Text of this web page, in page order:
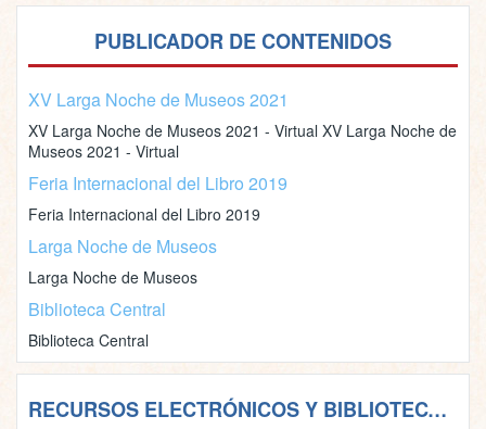
PUBLICADOR DE CONTENIDOS
XV Larga Noche de Museos 2021
XV Larga Noche de Museos 2021 - Virtual XV Larga Noche de
Museos 2021 - Virtual
Feria Internacional del Libro 2019
Feria Internacional del Libro 2019
Larga Noche de Museos
Larga Noche de Museos
Biblioteca Central
Biblioteca Central
RECURSOS ELECTRÓNICOS Y BIBLIOTECAS VIRTUALES